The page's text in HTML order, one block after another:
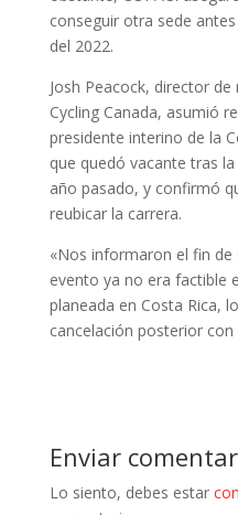
conseguir otra sede
del 2022.
Josh Peacock, director
Cycling Canada, asumió
presidente interino de la
que quedó vacante tras
año pasado, y confirmó
reubicar la carrera.
«Nos informaron el fin de
evento ya no era factible
planeada en Costa Rica,
cancelación posterior con
Enviar
Lo siento, debes estar